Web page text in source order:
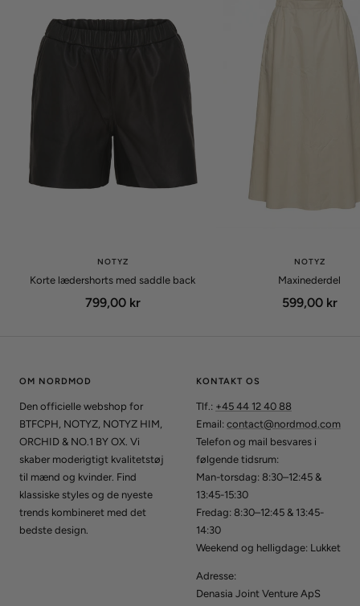
NOTYZ
Korte lædershorts med saddle back
Udsalgspris
799,00 kr
NOTYZ
Maxinederdel
Udsalgspris
599,00 kr
OM NORDMOD
Den officielle webshop for
BTFCPH, NOTYZ, NOTYZ HIM,
ORCHID & NO.1 BY OX. Vi
skaber moderigtigt kvalitetstøj
til mænd og kvinder. Find
klassiske styles og de nyeste
trends kombineret med det
bedste design.
KONTAKT OS
Tlf.: +45 44 12 40 88
Email: contact@nordmod.com
Telefon og mail besvares i
følgende tidsrum:
Man-torsdag: 8:30–12:45 &
13:45-15:30
Fredag: 8:30–12:45 & 13:45-
14:30
Weekend og helligdage: Lukket
Adresse:
Denasia Joint Venture ApS